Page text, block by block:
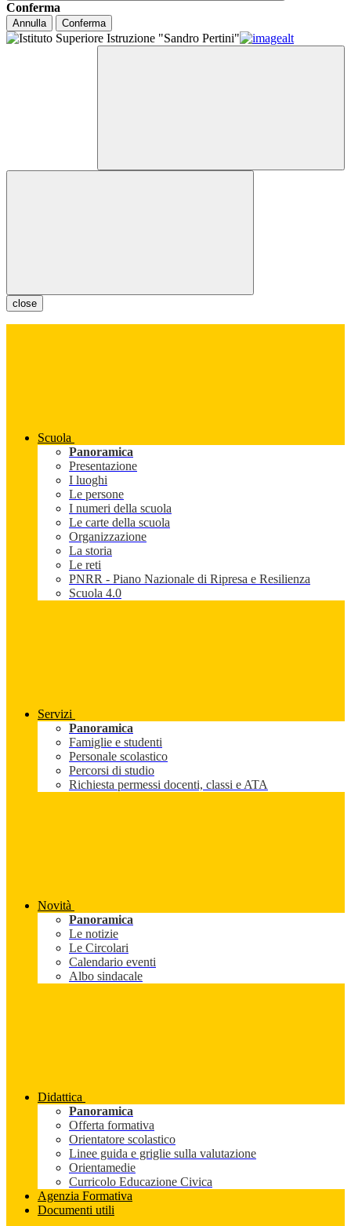
Conferma
Annulla Conferma
close
Scuola
Panoramica
Presentazione
I luoghi
Le persone
I numeri della scuola
Le carte della scuola
Organizzazione
La storia
Le reti
PNRR - Piano Nazionale di Ripresa e Resilienza
Scuola 4.0
Servizi
Panoramica
Famiglie e studenti
Personale scolastico
Percorsi di studio
Richiesta permessi docenti, classi e ATA
Novità
Panoramica
Le notizie
Le Circolari
Calendario eventi
Albo sindacale
Didattica
Panoramica
Offerta formativa
Orientatore scolastico
Linee guida e griglie sulla valutazione
Orientamedie
Curricolo Educazione Civica
Agenzia Formativa
Documenti utili